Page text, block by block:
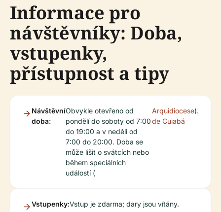
Informace pro
návštěvníky: Doba,
vstupenky,
přístupnost a tipy
Návštěvní
doba:
Obvykle otevřeno od
pondělí do soboty od 7:00
do 19:00 a v neděli od
7:00 do 20:00. Doba se
může lišit o svátcích nebo
během speciálních
událostí (
Arquidiocese
de Cuiabá
).
Vstupenky:Vstup je zdarma; dary jsou vítány.